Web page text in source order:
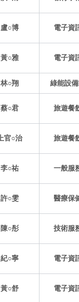
盧○博 電子資
黃○雅 電子資
林○翔 綠能設
蔡○君 旅遊餐
上官○治 旅遊餐
李○祐 一般服
許○雯 醫療保
陳○彤 技術服
紀○寧 電子資
黃○舒 電子資